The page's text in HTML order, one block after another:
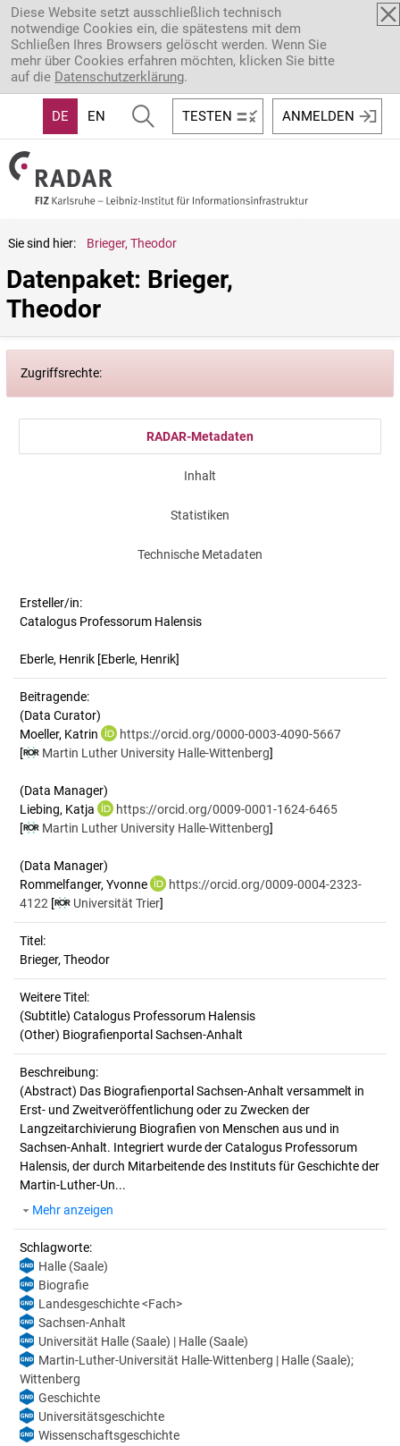
Direkt zum Inhalt
Diese Website setzt ausschließlich technisch
notwendige Cookies ein, die spätestens mit dem
Schließen Ihres Browsers gelöscht werden. Wenn Sie
mehr über Cookies erfahren möchten, klicken Sie bitte
auf die Datenschutzerklärung.
DE EN TESTEN ANMELDEN
Sie sind hier: Brieger, Theodor
Datenpaket: Brieger,
Theodor
Zugriffsrechte:
RADAR-Metadaten
Inhalt
Statistiken
Technische Metadaten
Ersteller/in:
Catalogus Professorum Halensis
Eberle, Henrik [Eberle, Henrik]
Beitragende:
(Data Curator)
Moeller, Katrin
https://orcid.org/0000-0003-4090-5667
[
Martin Luther University Halle-Wittenberg]
(Data Manager)
Liebing, Katja
https://orcid.org/0009-0001-1624-6465
[
Martin Luther University Halle-Wittenberg]
(Data Manager)
Rommelfanger, Yvonne
https://orcid.org/0009-0004-2323-
4122 [ Universität Trier]
Titel:
Brieger, Theodor
Weitere Titel:
(Subtitle) Catalogus Professorum Halensis
(Other) Biografienportal Sachsen-Anhalt
Beschreibung:
(Abstract) Das Biografienportal Sachsen-Anhalt versammelt in
Erst- und Zweitveröffentlichung oder zu Zwecken der
Langzeitarchivierung Biografien von Menschen aus und in
Sachsen-Anhalt. Integriert wurde der Catalogus Professorum
Halensis, der durch Mitarbeitende des Instituts für Geschichte der
Martin-Luther-Un...
Mehr anzeigen
Schlagworte:
Halle (Saale)
Biografie
Landesgeschichte <Fach>
Sachsen-Anhalt
Universität Halle (Saale) | Halle (Saale)
Martin-Luther-Universität Halle-Wittenberg | Halle (Saale);
Wittenberg
Geschichte
Universitätsgeschichte
Wissenschaftsgeschichte